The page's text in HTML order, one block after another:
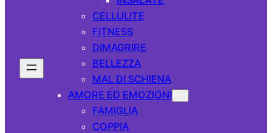
CELLULITE
FITNESS
DIMAGRIRE
BELLEZZA
MAL DI SCHIENA
AMORE ED EMOZIONI
FAMIGLIA
COPPIA